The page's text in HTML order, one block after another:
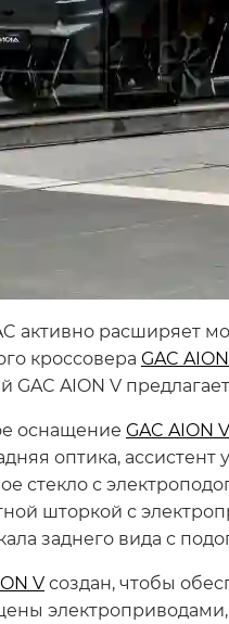
активно расширяет
кроссовера GAC
GAC AION V
оснащение GAC AION V
оптика,
стекло с
шторкой с
заднего вида с
Vсоздан, чтобы